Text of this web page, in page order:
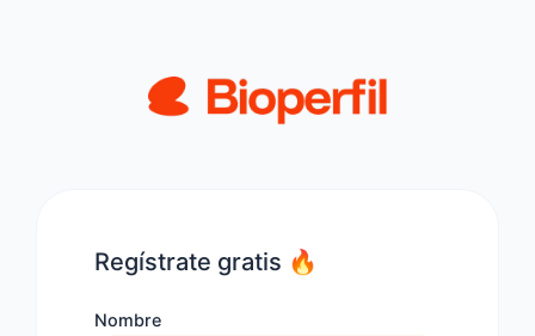
Regístrate gratis 🔥
Nombre